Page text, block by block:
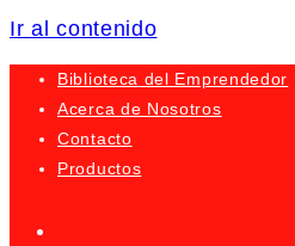
Ir al contenido
Biblioteca del Emprendedor
Acerca de Nosotros
Contacto
Productos